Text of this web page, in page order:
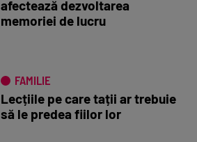
afectează dezvoltarea
memoriei de lucru
FAMILIE
Lecțiile pe care tații ar trebuie
să le predea fiilor lor